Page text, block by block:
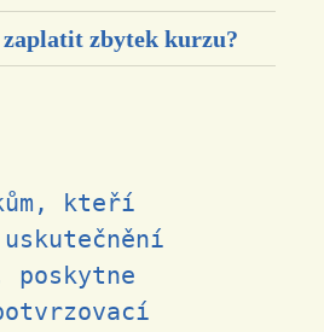
zbytek kurzu?
kteří
poskytne